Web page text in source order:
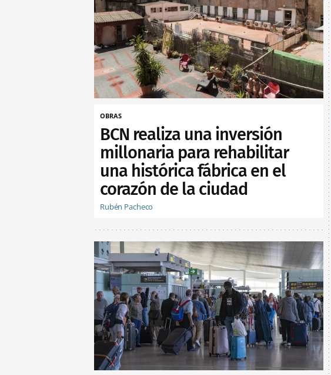
OBRAS
BCN realiza una inversión
millonaria para rehabilitar
una histórica fábrica en el
corazón de la ciudad
Rubén Pacheco